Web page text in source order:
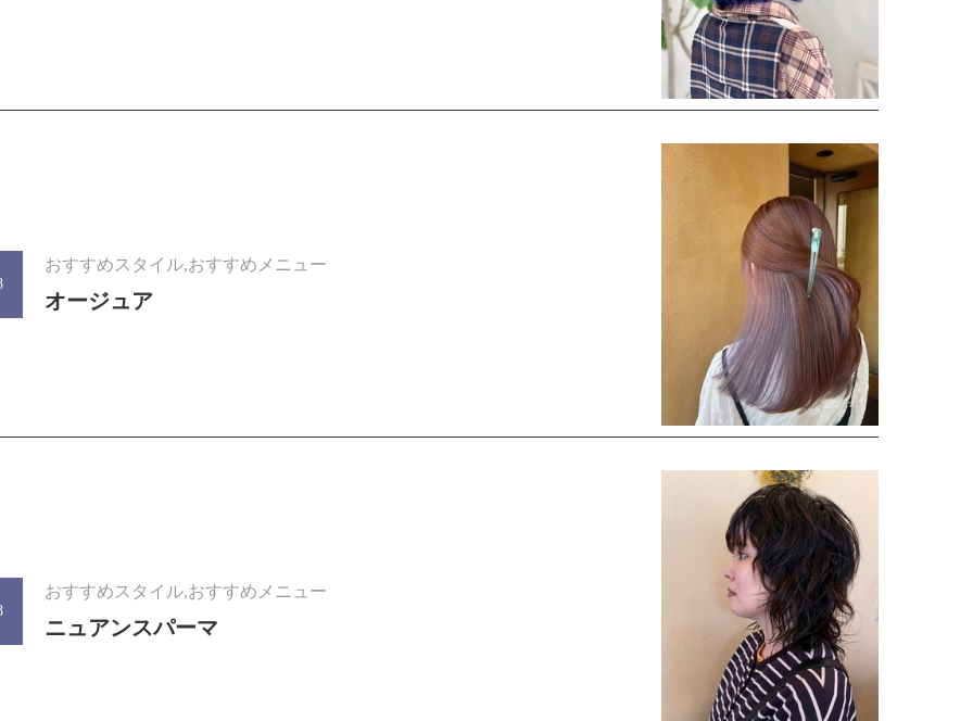
おすすめスタイル,おすすめメニュー
オージュア
おすすめスタイル,おすすめメニュー
ニュアンスパーマ